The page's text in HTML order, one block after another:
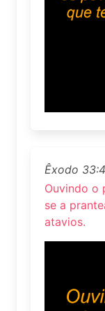
Êxodo 33:4
Ouvindo o
se a
atavios.